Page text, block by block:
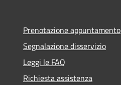
Prenotazione appuntamento
Segnalazione disservizio
Leggi le FAQ
Richiesta assistenza